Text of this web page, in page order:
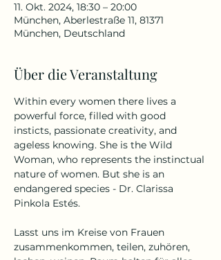
11. Okt. 2024, 18:30 – 20:00
München, Aberlestraße 11, 81371
München, Deutschland
Über die Veranstaltung
Within every women there lives a
powerful force, filled with good
insticts, passionate creativity, and
ageless knowing. She is the Wild
Woman, who represents the instinctual
nature of women. But she is an
endangered species - Dr. Clarissa
Pinkola Estés.
Lasst uns im Kreise von Frauen
zusammenkommen, teilen, zuhören,